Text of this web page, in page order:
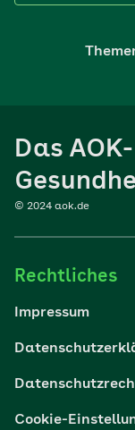
Sport
Reisen
Das AOK-
© 2024 aok.de
Rechtliches
Impressum
Cookie-